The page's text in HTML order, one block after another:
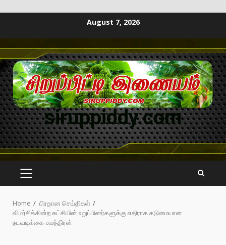
August 7, 2026
siruppiddy.com
Home
பிரதான செய்திகள்
விமர்சிக்கின்ற கட்சியின் உறுப்பினர்களுக்கு எதிராக கடுமையான
நடவடிக்கை-சுமந்திரன்